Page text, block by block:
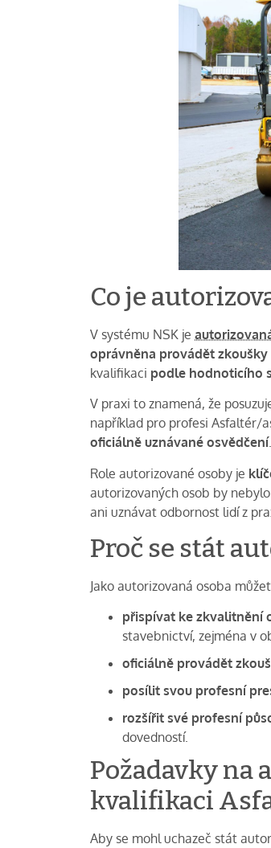
Co je
V systému NSK je
oprávněna provádět
kvalifikaci podle hodnoticího
V praxi to znamená, že
například pro profesi Asfaltér/
oficiálně uznávané osvědčení.
Role autorizované osoby je
autorizovaných osob by
ani uznávat odbornost lidí z
Proč se stát
Jako autorizovaná osoba
přispívat ke zkvalitnění
stavebnictví, zejména v
oficiálně provádět
posílit svou profesní
rozšířit své profesní
dovedností.
Požadavky na
kvalifikaci
Aby se mohl uchazeč stát